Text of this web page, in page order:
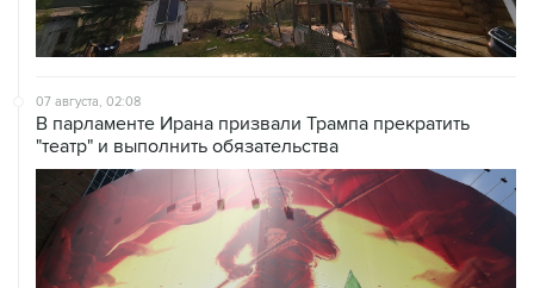
07 августа, 02:08
В парламенте Ирана призвали Трампа прекратить
"театр" и выполнить обязательства